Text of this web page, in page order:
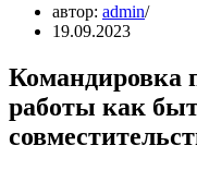
автор: admin
19.09.2023
Командировка
работы как